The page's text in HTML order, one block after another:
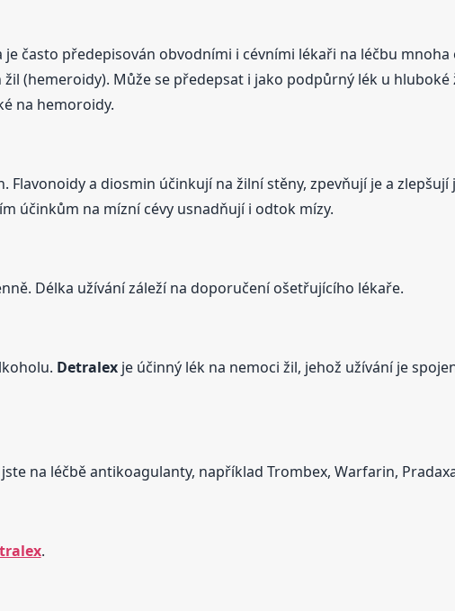
často předepisován obvodními i cévními lékaři na léčbu
(hemeroidy). Může se předepsat i jako podpůrný lék u
na hemoroidy.
a diosmin účinkují na žilní stěny, zpevňují je a
účinkům na mízní cévy usnadňují i odtok mízy.
Délka užívání záleží na doporučení ošetřujícího lékaře.
Detralexje účinný lék na nemoci žil, jehož užívání je
na léčbě antikoagulanty, například Trombex, Warfarin,
.